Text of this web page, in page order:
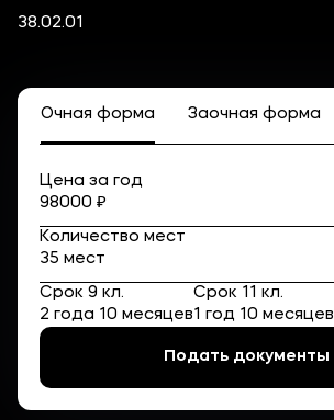
Дополнительное образование
Медиа
Новости
Контакты
Карьера
38.02.01
Очная форма Заочная форма
Цена за год
98000 ₽
Количество мест
35 мест
Срок 9 кл.
2 года 10 месяцев
Срок 11 кл.
1 год 10 месяцев
Подать документы